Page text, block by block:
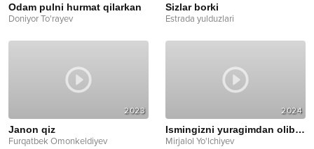
Odam pulni hurmat qilarkan
Doniyor To'rayev
Sizlar borki
Estrada yulduzlari
2023
Janon qiz
Furqatbek Omonkeldiyev
2024
Ismingizni yuragimdan olib keting
Mirjalol Yo'lchiyev